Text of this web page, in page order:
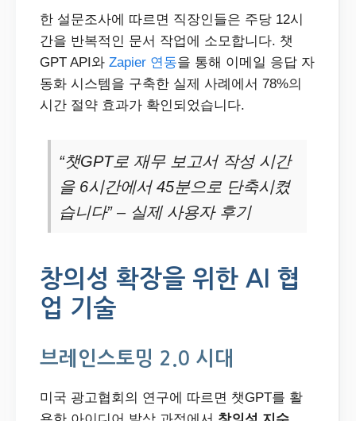
한 설문조사에 따르면 직장인들은 주당 12시
간을 반복적인 문서 작업에 소모합니다. 챗
GPT API와 Zapier 연동을 통해 이메일 응답 자
동화 시스템을 구축한 실제 사례에서 78%의
시간 절약 효과가 확인되었습니다.
“챗GPT로 재무 보고서 작성 시간
을 6시간에서 45분으로 단축시켰
습니다” – 실제 사용자 후기
창의성 확장을 위한 AI 협
업 기술
브레인스토밍 2.0 시대
미국 광고협회의 연구에 따르면 챗GPT를 활